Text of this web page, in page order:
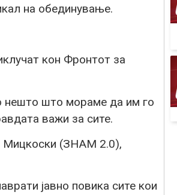
на обединување.
кон Фронтот за
нешто што мораме да им го
важи за сите.
Мицкоски (ЗНАМ 2.0),
јавно повика сите кои